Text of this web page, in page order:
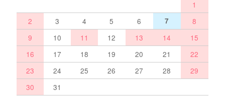
1
2
3 4 5 6 7
8
9
10 11 12 13 14
15
16
17 18 19 20 21
22
23
24 25 26 27 28
29
30
31